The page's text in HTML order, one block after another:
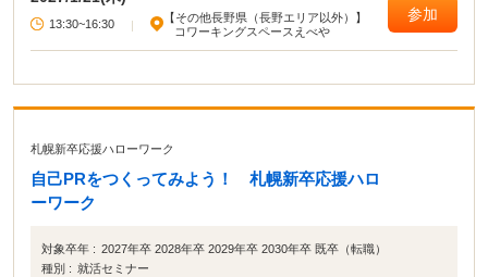
13:30~16:30 |
【その他長野県（長野エリア以外）】
コワーキングスペースえべや
参加
札幌新卒応援ハローワーク
自己PRをつくってみよう！ 札幌新卒応援ハロ
ーワーク
対象卒年 : 2027年卒 2028年卒 2029年卒 2030年卒 既卒（転職）
種別 : 就活セミナー